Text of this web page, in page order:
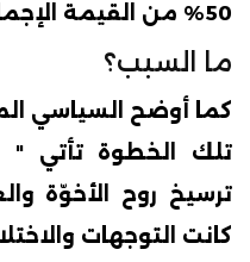
50% من القيمة الإجمالية.
ما السبب؟
تلك الخطوة تأتي
ترسيخ روح الأخوّة
كانت التوجهات